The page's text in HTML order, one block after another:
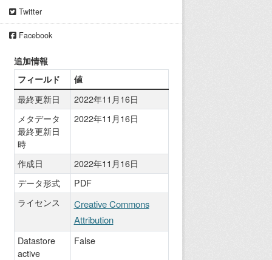
Twitter
Facebook
追加情報
フィールド
値
最終更新日
2022年11月16日
メタデータ
最終更新日
時
2022年11月16日
作成日
2022年11月16日
データ形式
PDF
ライセンス
Creative Commons
Attribution
Datastore
active
False